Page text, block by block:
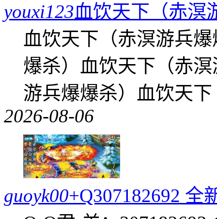
youxi123血饮天下（赤溟
血饮天下（赤溟游兵
爆杀）血饮天下（赤
游兵爆爆杀）血饮天
2026-08-06
guoyk00+Q307182692